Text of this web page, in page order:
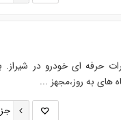
حرفه ای خودرو در شیراز. با
های به روز،مجهز ...